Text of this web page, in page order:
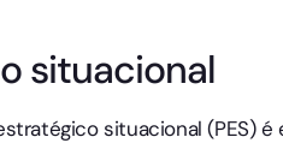
situacional
situacional (PES)